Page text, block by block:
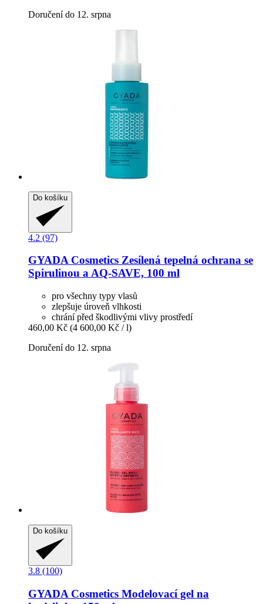
Doručení do 12. srpna
Do košíku
4.2 (97)
GYADA Cosmetics Zesílená tepelná ochrana se
Spirulinou a AQ-​SAVE, 100 ml
pro všechny typy vlasů
zlepšuje úroveň vlhkosti
chrání před škodlivými vlivy prostředí
460,00 Kč (4 600,00 Kč / l)
Doručení do 12. srpna
Do košíku
3.8 (100)
GYADA Cosmetics Modelovací gel na